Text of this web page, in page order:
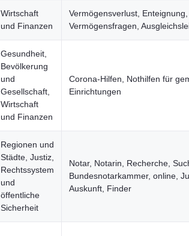
Wirtschaft
und Finanzen
Vermögensverlust, Enteignung,
Vermögensfragen,
Gesundheit,
Bevölkerung
und
Gesellschaft,
Wirtschaft
und Finanzen
Corona-Hilfen, Nothilfen für
Einrichtungen
Regionen und
Städte, Justiz,
Rechtssystem
und
öffentliche
Sicherheit
Notar, Notarin, Recherche,
Bundesnotarkammer, online,
Auskunft, Finder